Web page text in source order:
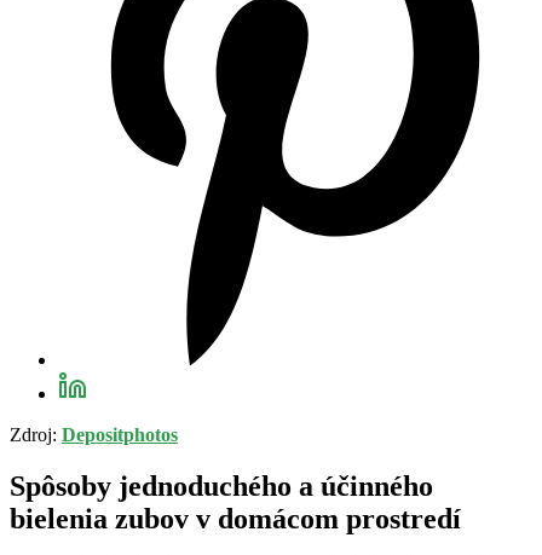
Zdroj: Depositphotos
Spôsoby jednoduchého a účinného
bielenia zubov v domácom prostredí